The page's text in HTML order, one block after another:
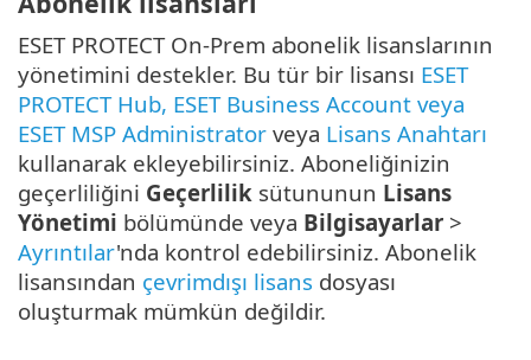
ESET PROTECT On-Prem abonelik lisanslarının
yönetimini destekler. Bu tür bir lisansı ESET
PROTECT Hub, ESET Business Account veya
ESET MSP Administrator veya Lisans Anahtarı
kullanarak ekleyebilirsiniz. Aboneliğinizin
geçerliliğini Geçerlilik sütununun Lisans
Yönetimi bölümünde veya Bilgisayarlar >
Ayrıntılar'nda kontrol edebilirsiniz. Abonelik
lisansından çevrimdışı lisans dosyası
oluşturmak mümkün değildir.